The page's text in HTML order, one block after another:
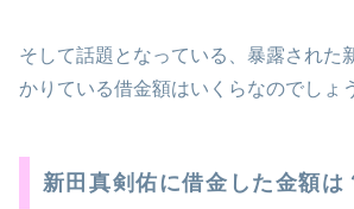
そして話題となっている、暴露された
かりている借金額はいくらなのでしょ
新田真剣佑に借金した金額は